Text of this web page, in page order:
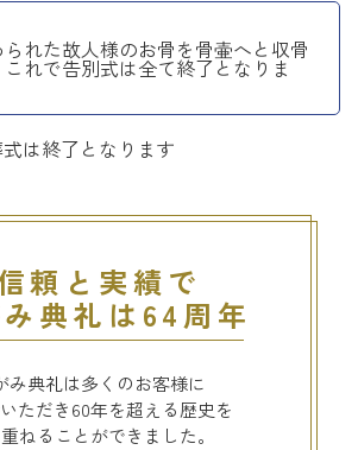
れた故人様のお骨を骨壷へと収骨
れで告別式は全て終了となりま
は終了となります
頼と実績で
典礼は64周年
み典礼は多くのお客様に
ただき60年を超える歴史を
ねることができました。